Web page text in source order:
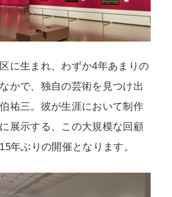
に生まれ、わずか4年あまりの
かで、独自の芸術を見つけ出
祐三。彼が生涯において制作
展示する、この大規模な回顧
年ぶりの開催となります。